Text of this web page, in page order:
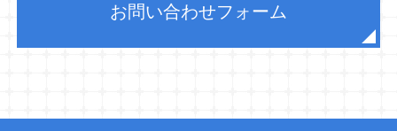
お問い合わせフォーム